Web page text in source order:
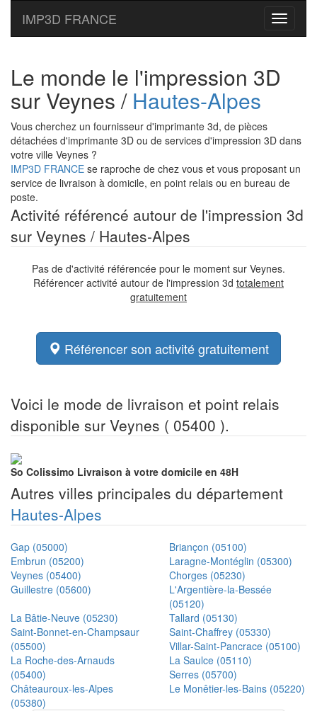
Toggle
IMP3D FRANCE
Le monde le l'impression 3D
sur Veynes / Hautes-Alpes
Vous cherchez un fournisseur d'imprimante 3d, de pièces
détachées d'imprimante 3D ou de services d'impression 3D dans
votre ville Veynes ?
IMP3D FRANCE se raproche de chez vous et vous proposant un
service de livraison à domicile, en point relais ou en bureau de
poste.
Activité référencé autour de l'impression 3d
sur Veynes / Hautes-Alpes
Pas de d'activité référencée pour le moment sur Veynes.
Référencer activité autour de l'impression 3d totalement
gratuitement
Référencer son activité gratuitement
Voici le mode de livraison et point relais
disponible sur Veynes ( 05400 ).
So Colissimo Livraison à votre domicile en 48H
Autres villes principales du département
Hautes-Alpes
Gap (05000)
Briançon (05100)
Embrun (05200)
Laragne-Montéglin (05300)
Veynes (05400)
Chorges (05230)
Guillestre (05600)
L'Argentière-la-Bessée
(05120)
La Bâtie-Neuve (05230)
Tallard (05130)
Saint-Bonnet-en-Champsaur
(05500)
Saint-Chaffrey (05330)
Villar-Saint-Pancrace (05100)
La Roche-des-Arnauds
(05400)
La Saulce (05110)
Serres (05700)
Châteauroux-les-Alpes
(05380)
Le Monêtier-les-Bains (05220)